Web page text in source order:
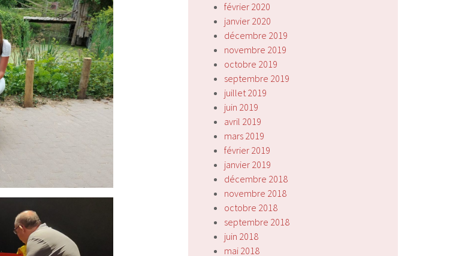
février 2020
janvier 2020
décembre 2019
novembre 2019
octobre 2019
septembre 2019
juillet 2019
juin 2019
avril 2019
mars 2019
février 2019
janvier 2019
décembre 2018
novembre 2018
octobre 2018
septembre 2018
juin 2018
mai 2018